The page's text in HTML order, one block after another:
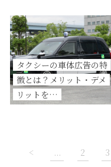
タクシーの車体広告の特
徴とは？メリット・デメ
リットを…
< ... 2 3